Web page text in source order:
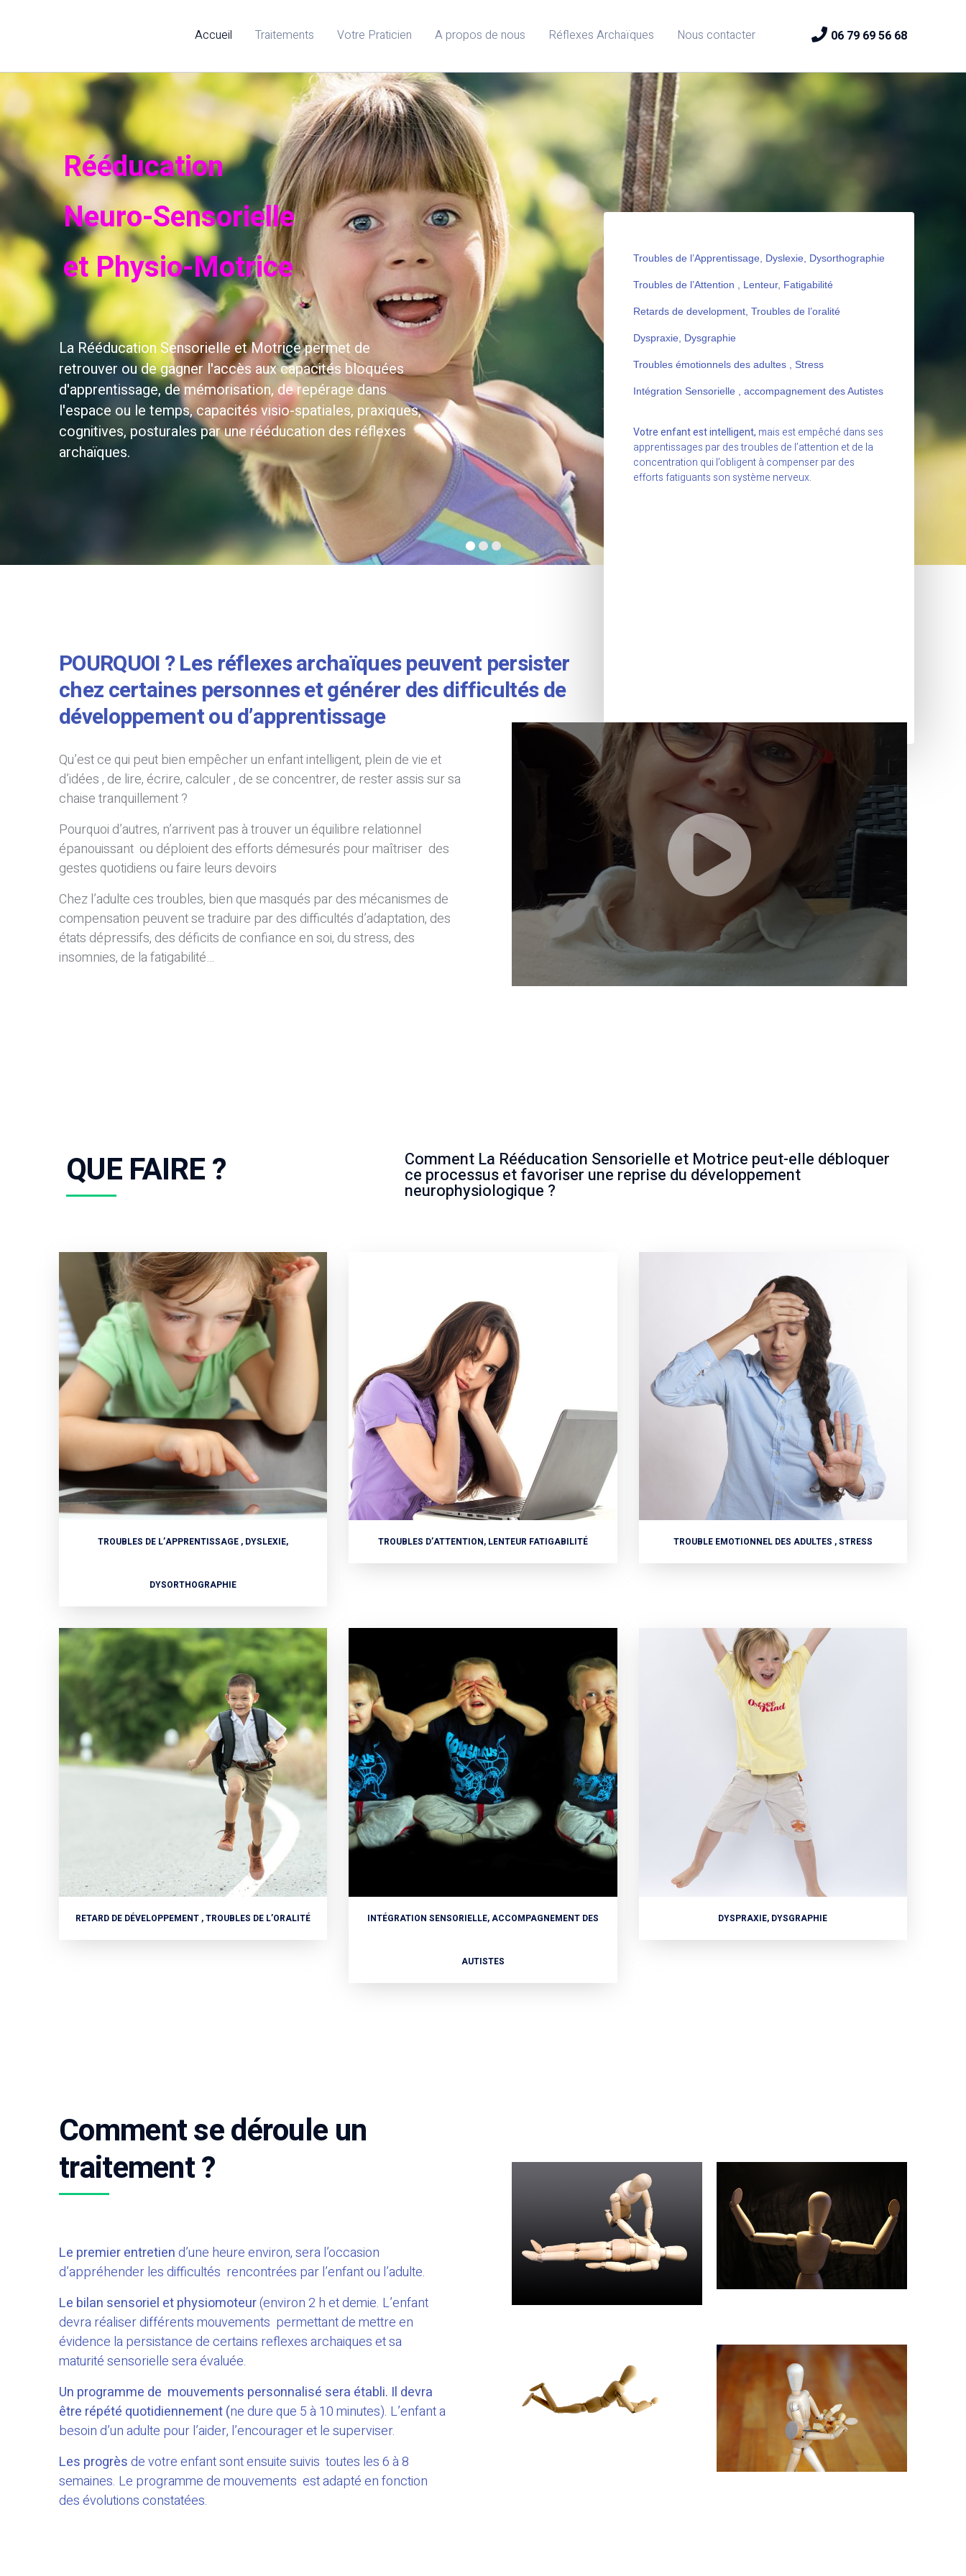
Accueil Traitements Votre Praticien A propos de nous Réflexes Archaïques Nous contacter 06 79 69 56 68
Rééducation
Neuro-Sensorielle
et Physio-Motrice
La Rééducation Sensorielle et Motrice permet de
retrouver ou de gagner l'accès aux capacités bloquées
d'apprentissage, de mémorisation, de repérage dans
l'espace ou le temps, capacités visio-spatiales, praxiques,
cognitives, posturales par une rééducation des réflexes
archaïques.
POURQUOI ? Les réflexes archaïques peuvent persister
chez certaines personnes et générer des difficultés de
développement ou d’apprentissage
Troubles de l’Apprentissage, Dyslexie, Dysorthographie
Troubles de l’Attention , Lenteur, Fatigabilité
Retards de development, Troubles de l’oralité
Dyspraxie, Dysgraphie
Troubles émotionnels des adultes , Stress
Intégration Sensorielle , accompagnement des Autistes
Votre enfant est intelligent, mais est empêché dans ses
apprentissages par des troubles de l’attention et de la
concentration qui l’obligent à compenser par des
efforts fatiguants son système nerveux.
Qu’est ce qui peut bien empêcher un enfant intelligent, plein de vie et
d’idées , de lire, écrire, calculer , de se concentrer, de rester assis sur sa
chaise tranquillement ?
Pourquoi d’autres, n’arrivent pas à trouver un équilibre relationnel
épanouissant ou déploient des efforts démesurés pour maîtriser des
gestes quotidiens ou faire leurs devoirs
Chez l’adulte ces troubles, bien que masqués par des mécanismes de
compensation peuvent se traduire par des difficultés d’adaptation, des
états dépressifs, des déficits de confiance en soi, du stress, des
insomnies, de la fatigabilité…
QUE FAIRE ? Comment La Rééducation Sensorielle et Motrice peut-elle débloquer
ce processus et favoriser une reprise du développement
neurophysiologique ?
TROUBLES DE L’APPRENTISSAGE , DYSLEXIE,
DYSORTHOGRAPHIE
TROUBLES D’ATTENTION, LENTEUR FATIGABILITÉ TROUBLE EMOTIONNEL DES ADULTES , STRESS
RETARD DE DÉVELOPPEMENT , TROUBLES DE L’ORALITÉ INTÉGRATION SENSORIELLE, ACCOMPAGNEMENT DES
AUTISTES
DYSPRAXIE, DYSGRAPHIE
Comment se déroule un
traitement ?
Le premier entretiend’une heure environ, sera l’occasion
d’appréhender les difficultés rencontrées par l’enfant ou l’adulte.
Le bilan sensoriel et physiomoteur(environ 2 h et demie. L’enfant
devra réaliser différents mouvements permettant de mettre en
évidence la persistance de certains reflexes archaiques et sa
maturité sensorielle sera évaluée.
Un programme de mouvements personnalisé sera établi. Il devra
être répété quotidiennement(ne dure que 5 à 10 minutes). L’enfant a
besoin d’un adulte pour l’aider, l’encourager et le superviser.
Les progrèsde votre enfant sont ensuite suivis toutes les 6 à 8
semaines. Le programme de mouvements est adapté en fonction
des évolutions constatées.